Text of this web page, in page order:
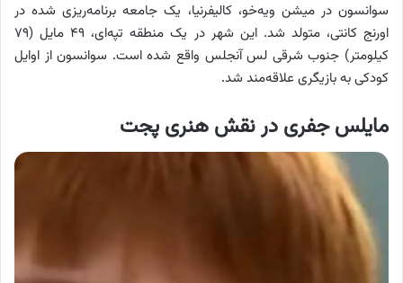
سوانسون در میشن ویه‌خو، کالیفرنیا، یک جامعه برنامه‌ریزی شده در
اورنج کانتی، متولد شد. این شهر در یک منطقه تپه‌ای، ۴۹ مایل (۷۹
کیلومتر) جنوب شرقی لس آنجلس واقع شده است. سوانسون از اوایل
کودکی به بازیگری علاقه‌مند شد.
مایلس جفری در نقش هنری پجت